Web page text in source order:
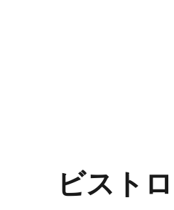
ビスト